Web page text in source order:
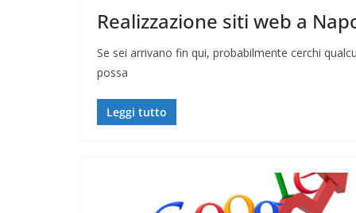
Realizzazione siti web a
Se sei arrivano fin qui, probabilmente cerchi
possa
Leggi tutto